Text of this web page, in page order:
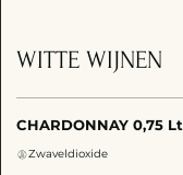
WITTE WIJNEN
CHARDONNAY 0,75 Lt
Zwaveldioxide